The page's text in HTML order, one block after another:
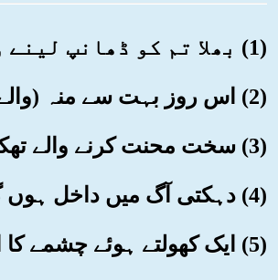
(1) بھلا تم کو ڈھانپ لینے والی (یعنی قیامت کا) حال معلوم ہوا ہے
(2) اس روز بہت سے منہ (والے) ذلیل ہوں گے
(3) سخت محنت کرنے والے تھکے ماندے
(4) دہکتی آگ میں داخل ہوں گے
(5) ایک کھولتے ہوئے چشمے کا ان کو پانی پلایا جائے گا